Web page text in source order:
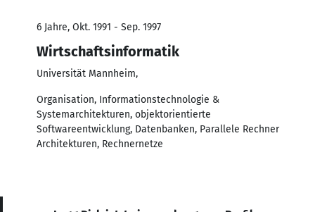
6 Jahre, Okt. 1991 - Sep. 1997
Wirtschaftsinformatik
Universität Mannheim,
Organisation, Informationstechnologie &
Systemarchitekturen, objektorientierte
Softwareentwicklung, Datenbanken, Parallele Rechner
Architekturen, Rechnernetze